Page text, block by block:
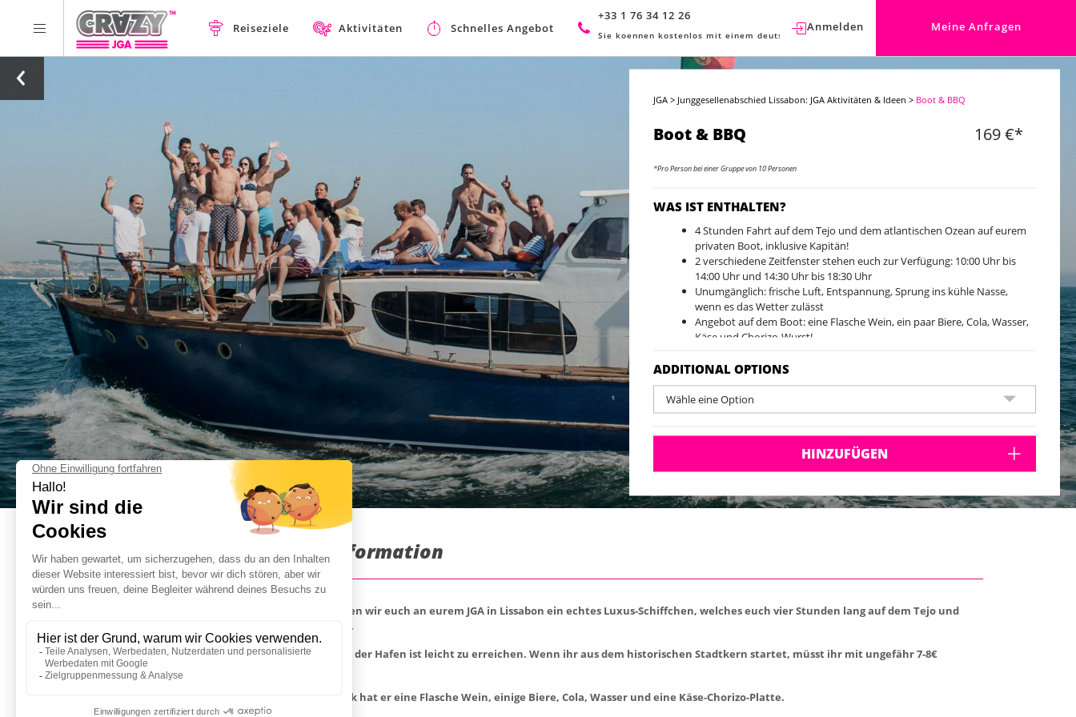
Reiseziele Aktivitäten Schnelles Angebot
+33 1 76 34 12 26
Sie koennen kostenlos mit einem deutschen Berater sprechen.
Anmelden Meine Anfragen
JGA > Junggesellenabschied Lissabon: JGA Aktivitäten & Ideen > Boot & BBQ
Boot & BBQ 169 €*
*Pro Person bei einer Gruppe von 10 Personen
WAS IST ENTHALTEN?
4 Stunden Fahrt auf dem Tejo und dem atlantischen Ozean auf eurem
privaten Boot, inklusive Kapitän!
2 verschiedene Zeitfenster stehen euch zur Verfügung: 10:00 Uhr bis
14:00 Uhr und 14:30 Uhr bis 18:30 Uhr
Unumgänglich: frische Luft, Entspannung, Sprung ins kühle Nasse,
wenn es das Wetter zulässt
Angebot auf dem Boot: eine Flasche Wein, ein paar Biere, Cola, Wasser,
Käse und Chorizo-Wurst!
Skipper
ADDITIONAL OPTIONS
Wähle eine Option
HINZUFÜGEN
Boot & BBQ in Lissabon : Information
Für unsere traumhafte Katamaran Ausfahrt bieten wir euch an eurem JGA in Lissabon ein echtes Luxus-Schiffchen, welches euch vier Stunden lang auf dem Tejo und
dem Atlantik die frische Seeluft schnuppern lässt.
Abfahrt des Katamaran ist im Zentrum Lissabons, der Hafen ist leicht zu erreichen. Wenn ihr aus dem historischen Stadtkern startet, müsst ihr mit ungefähr 7-8€
Taxikosten rechnen.
Euer Skipper erwartet euch bereits, mit im Gepäck hat er eine Flasche Wein, einige Biere, Cola, Wasser und eine Käse-Chorizo-Platte.